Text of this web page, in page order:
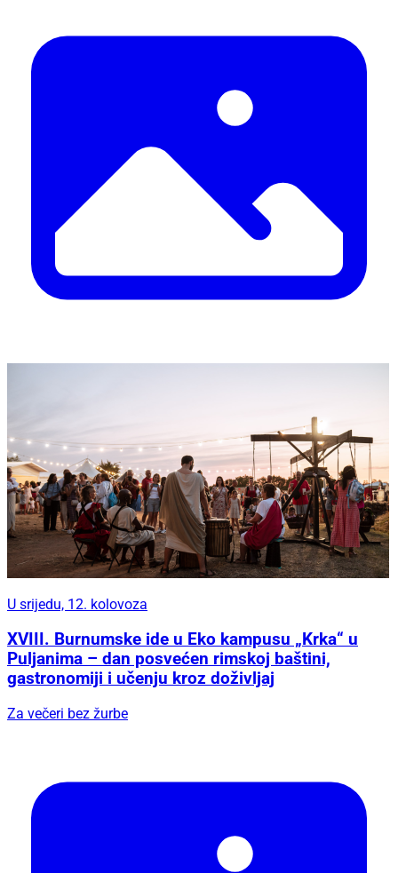
U srijedu, 12. kolovoza
XVIII. Burnumske ide u Eko kampusu „Krka“ u
Puljanima – dan posvećen rimskoj baštini,
gastronomiji i učenju kroz doživljaj
Za večeri bez žurbe